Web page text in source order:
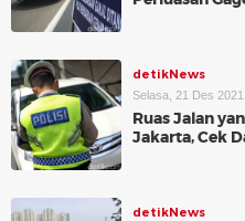
detikNews
Selasa, 21 Des
Ruas Jalan
Jakarta, Cek
detikNews